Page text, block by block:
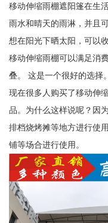
移动伸缩雨棚遮阳篷在生
雨水和晴天的雨淋，并且
想在阳光下晒太阳，可以
移动伸缩雨棚可以满足消
叠。 这是一个很好的选择。
现在很多人购买了移动伸
品。为什么这样说呢？因
排档烧烤摊等地方进行使
铺等场合进行使用。